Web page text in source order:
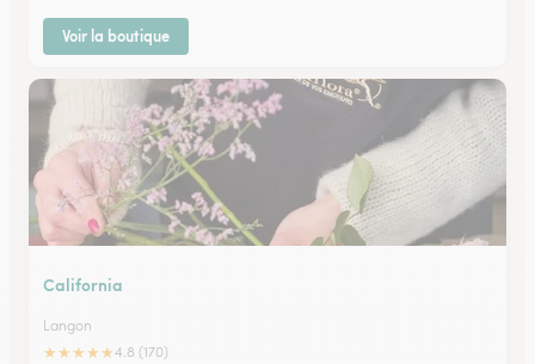
Voir la boutique
California
Langon
★★★★★4.8 (170)